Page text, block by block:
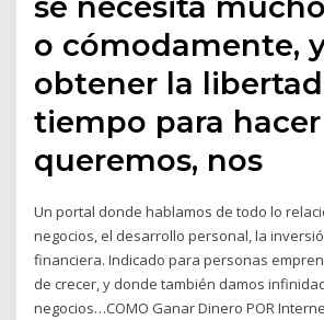
o cómodamente,
obtener la
tiempo para
queremos, nos
Un portal donde hablamos de todo lo
negocios, el desarrollo personal, la
financiera. Indicado para personas
de crecer, y donde también damos
negocios…COMO Ganar Dinero POR